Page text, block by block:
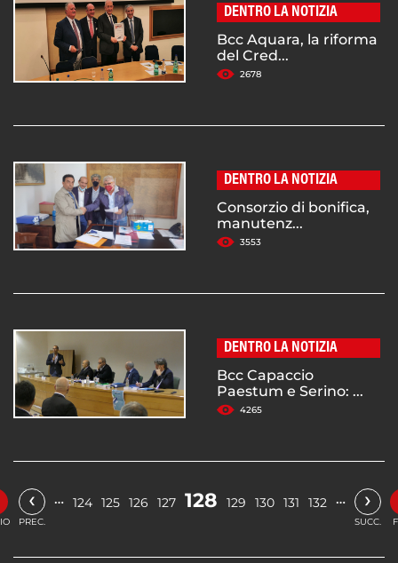
DENTRO LA NOTIZIA
Bcc Aquara, la riforma
del Cred...
2678
DENTRO LA NOTIZIA
Consorzio di bonifica,
manutenz...
3553
DENTRO LA NOTIZIA
Bcc Capaccio
Paestum e Serino: ...
4265
‹
PREC.
… 124 125 126 127 128 129 130 131 132 … ›
SUCC.